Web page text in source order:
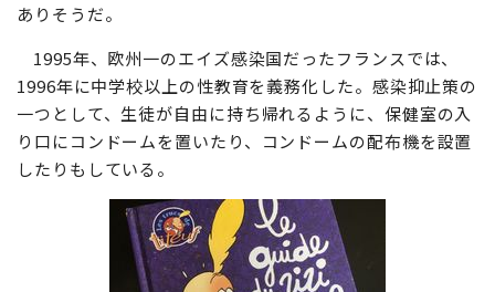
ありそうだ。
1995年、欧州一のエイズ感染国だったフランスでは、
1996年に中学校以上の性教育を義務化した。感染抑止策の
一つとして、生徒が自由に持ち帰れるように、保健室の入
り口にコンドームを置いたり、コンドームの配布機を設置
したりもしている。